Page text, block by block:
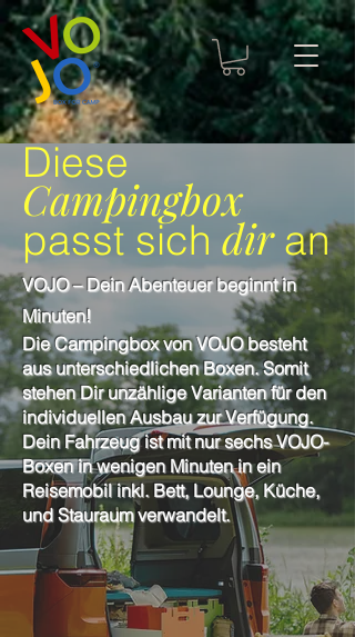
Diese
Campingbox
passt sich dir an
VOJO – Dein Abenteuer beginnt in
Minuten!
Die Campingbox von VOJO besteht
aus unterschiedlichen Boxen. Somit
stehen Dir unzählige Varianten für den
individuellen Ausbau zur Verfügung.
Dein Fahrzeug ist mit nur sechs VOJO-
Boxen in wenigen Minuten in ein
Reisemobil inkl. Bett, Lounge, Küche,
und Stauraum verwandelt.